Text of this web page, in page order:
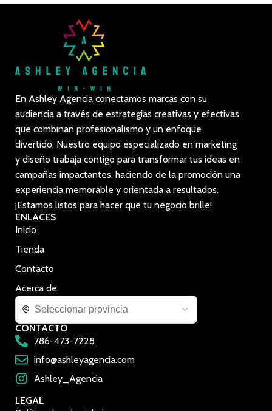
En Ashley Agencia conectamos marcas con su
audiencia a través de estrategias creativas y efectivas
que combinan profesionalismo y un enfoque
divertido. Nuestro equipo especializado en marketing
y diseño trabaja contigo para transformar tus ideas en
campañas impactantes, haciendo de la promoción una
experiencia memorable y orientada a resultados.
¡Estamos listos para hacer que tu negocio brille!
ENLACES
Inicio
Tienda
Contacto
Acerca de
CONTACTO
786-473-7228
info@ashleyagencia.com
Ashley_Agencia
LEGAL